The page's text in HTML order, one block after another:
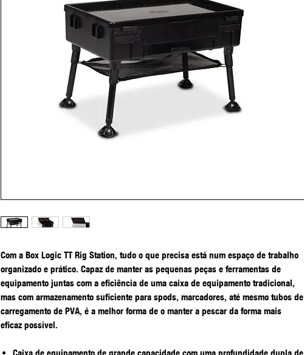
Com a Box Logic TT Rig Station, tudo o que precisa está num espaço de trabalho
organizado e prático. Capaz de manter as pequenas peças e ferramentas de
equipamento juntas com a eficiência de uma caixa de equipamento tradicional,
mas com armazenamento suficiente para spods, marcadores, até mesmo tubos de
carregamento de PVA, é a melhor forma de o manter a pescar da forma mais
eficaz possível.